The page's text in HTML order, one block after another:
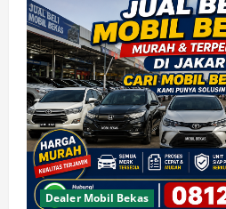
Dealer Mobil Bekas